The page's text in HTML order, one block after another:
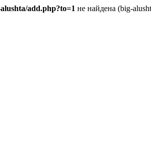
add.php?to=1 не найдена (big-